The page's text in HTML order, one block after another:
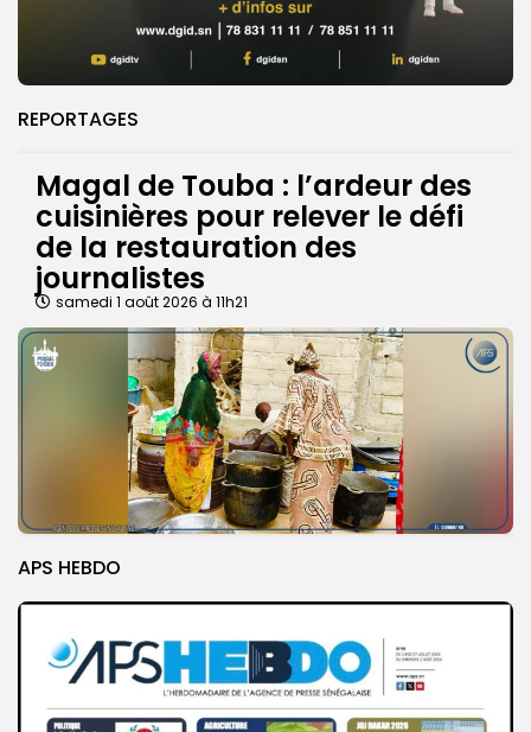
REPORTAGES
Magal de Touba : l’ardeur des
cuisinières pour relever le défi
de la restauration des
journalistes
samedi 1 août 2026 à 11h21
APS HEBDO